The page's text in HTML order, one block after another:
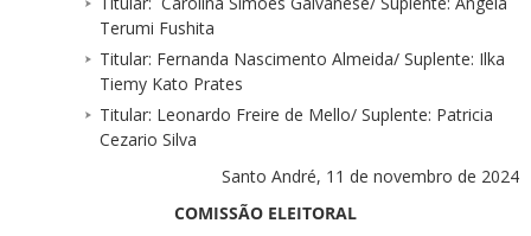
Terumi Fushita
Titular: Fernanda Nascimento Almeida/ Suplente: Ilka
Tiemy Kato Prates
Titular: Leonardo Freire de Mello/ Suplente: Patricia
Cezario Silva
Santo André, 11 de novembro de 2024
COMISSÃO ELEITORAL